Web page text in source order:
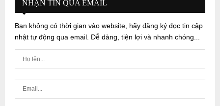
NHẬN TIN QUA EMAIL
Bạn không có thời gian vào website, hãy đăng ký đọc tin cập
nhật tự động qua email. Dễ dàng, tiện lợi và nhanh chóng...